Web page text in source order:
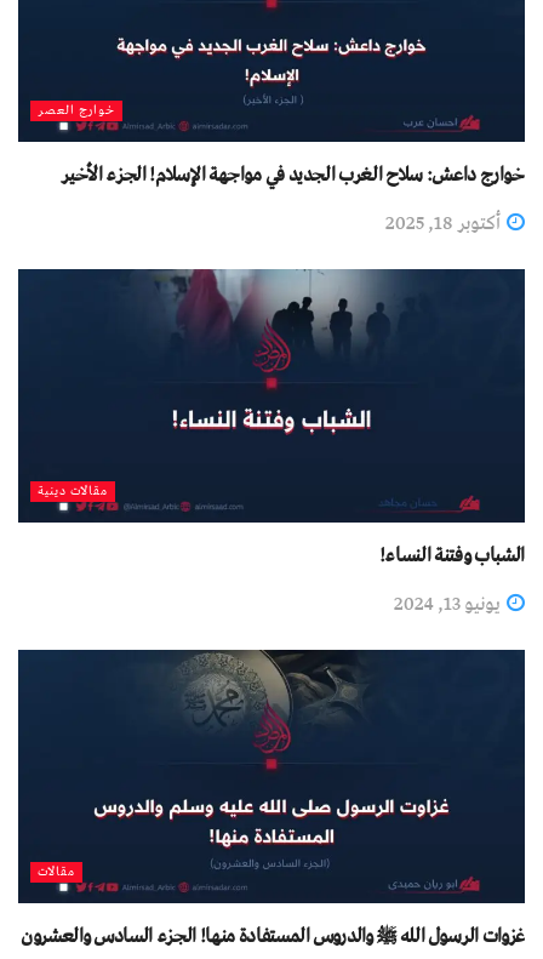
خوارج العصر
خوارج داعش: سلاح الغرب الجديد في مواجهة الإسلام! الجزء الأخیر
أكتوبر 18, 2025
مقالات دينية
الشباب وفتنة النساء!
يونيو 13, 2024
مقالات
غزوات الرسول الله ﷺ والدروس المستفادة منها! الجزء السادس والعشرون